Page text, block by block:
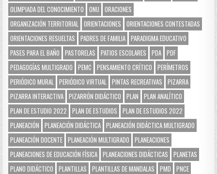
OLIMPIADA DEL CONOCIMIENTO
ONU
ORACIONES
ORGANIZACIÓN TERRITORIAL
ORIENTACIONES
ORIENTACIONES CONTESTADAS
ORIENTACIONES RESUELTAS
PADRES DE FAMILIA PARADIGMA EDUCATIVO
PASES PARA EL BAÑO
PASTORELAS PATIOS ESCOLARES PDA PDF
PEDAGOGÍAS MULTIGRADO
PEMC PENSAMIENTO CRÍTICO
PERÍMETROS
PERIÓDICO MURAL
PERIÓDICO VIRTUAL PINTAS RECREATIVAS
PIZARRA
PIZARRA INTERACTIVA PIZARRÓN DIDÁCTICO PLAN
PLAN ANALÍTICO
PLAN DE ESTUDIO 2022
PLAN DE ESTUDIOS
PLAN DE ESTUDIOS 2022
PLANEACIÓN
PLANEACIÓN DIDÁCTICA PLANEACIÓN DIDÁCTICA MULTIGRADO
PLANEACIÓN DOCENTE PLANEACIÓN MULTIGRADO
PLANEACIONES
PLANEACIONES DE EDUCACIÓN FÍSICA PLANEACIONES DIDÁCTICAS
PLANETAS
PLANO DIDÁCTICO
PLANTILLAS PLANTILLAS DE MANDALAS PMD
PNCE